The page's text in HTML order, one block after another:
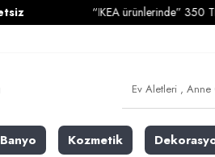
“IKEA ürünlerinde” 350 TL ve
Banyo Kozmetik